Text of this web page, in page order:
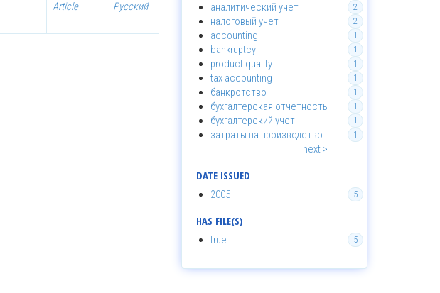
Article Русский 2
аналитический учет
2
налоговый учет
1
accounting
1
bankruptcy
1
product quality
1
tax accounting
1
банкротство
1
бухгалтерская отчетность
1
бухгалтерский учет
1
затраты на производство
next >
DATE ISSUED
5
2005
HAS FILE(S)
5
true